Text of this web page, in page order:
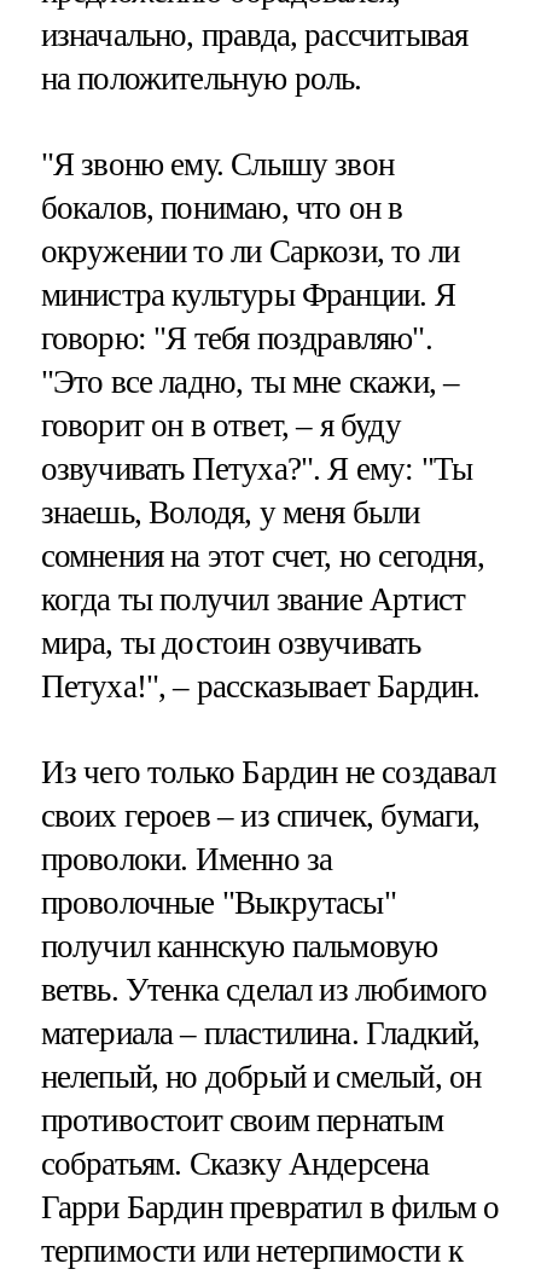
изначально, правда, рассчитывая
на положительную роль.
"Я звоню ему. Слышу звон
бокалов, понимаю, что он в
окружении то ли Саркози, то ли
министра культуры Франции. Я
говорю: "Я тебя поздравляю".
"Это все ладно, ты мне скажи, –
говорит он в ответ, – я буду
озвучивать Петуха?". Я ему: "Ты
знаешь, Володя, у меня были
сомнения на этот счет, но сегодня,
когда ты получил звание Артист
мира, ты достоин озвучивать
Петуха!", – рассказывает Бардин.
Из чего только Бардин не создавал
своих героев – из спичек, бумаги,
проволоки. Именно за
проволочные "Выкрутасы"
получил каннскую пальмовую
ветвь. Утенка сделал из любимого
материала – пластилина. Гладкий,
нелепый, но добрый и смелый, он
противостоит своим пернатым
собратьям. Сказку Андерсена
Гарри Бардин превратил в фильм о
терпимости или нетерпимости к